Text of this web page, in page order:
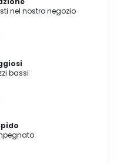
nel nostro negozio
bassi